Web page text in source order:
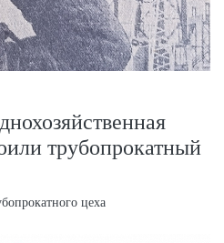
трубопрокатный
цеха